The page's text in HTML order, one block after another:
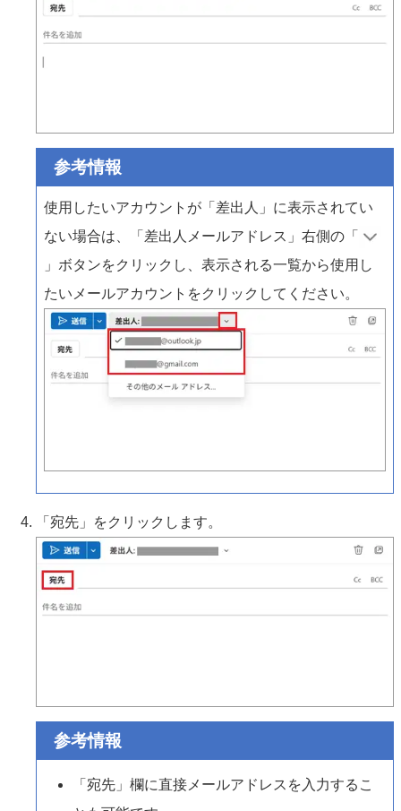
参考情報
使用したいアカウントが「差出人」に表示されてい
ない場合は、「差出人メールアドレス」右側の「
」ボタンをクリックし、表示される一覧から使用し
たいメールアカウントをクリックしてください。
「宛先」をクリックします。
参考情報
「宛先」欄に直接メールアドレスを入力するこ